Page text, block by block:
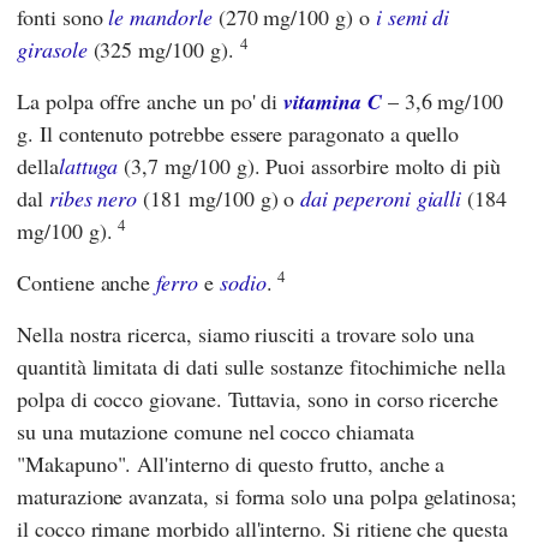
fonti sonole mandorle(270 mg/100 g) o i semi di
girasole(325 mg/100 g). 4
La polpa offre anche un po' divitamina C– 3,6 mg/100
g. Il contenuto potrebbe essere paragonato a quello
dellalattuga (3,7 mg/100 g). Puoi assorbire molto di più
dal ribes nero (181 mg/100 g) odai peperoni gialli (184
mg/100 g).4
Contiene ancheferroe sodio.4
Nella nostra ricerca, siamo riusciti a trovare solo una
quantità limitata di dati sulle sostanze fitochimiche nella
polpa di cocco giovane. Tuttavia, sono in corso ricerche
su una mutazione comune nel cocco chiamata
"Makapuno". All'interno di questo frutto, anche a
maturazione avanzata, si forma solo una polpa gelatinosa;
il cocco rimane morbido all'interno. Si ritiene che questa